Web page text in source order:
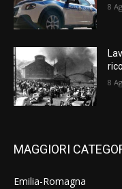
8
8
MAGGIORI
Emilia-Romagna